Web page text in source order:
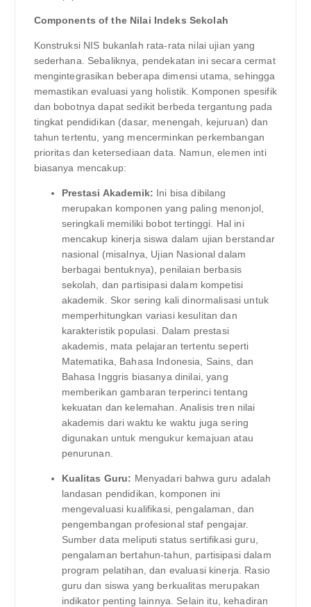
Components of the Nilai Indeks Sekolah
Konstruksi NIS bukanlah rata-rata nilai ujian yang
sederhana. Sebaliknya, pendekatan ini secara cermat
mengintegrasikan beberapa dimensi utama, sehingga
memastikan evaluasi yang holistik. Komponen spesifik
dan bobotnya dapat sedikit berbeda tergantung pada
tingkat pendidikan (dasar, menengah, kejuruan) dan
tahun tertentu, yang mencerminkan perkembangan
prioritas dan ketersediaan data. Namun, elemen inti
biasanya mencakup:
Prestasi Akademik: Ini bisa dibilang
merupakan komponen yang paling menonjol,
seringkali memiliki bobot tertinggi. Hal ini
mencakup kinerja siswa dalam ujian berstandar
nasional (misalnya, Ujian Nasional dalam
berbagai bentuknya), penilaian berbasis
sekolah, dan partisipasi dalam kompetisi
akademik. Skor sering kali dinormalisasi untuk
memperhitungkan variasi kesulitan dan
karakteristik populasi. Dalam prestasi
akademis, mata pelajaran tertentu seperti
Matematika, Bahasa Indonesia, Sains, dan
Bahasa Inggris biasanya dinilai, yang
memberikan gambaran terperinci tentang
kekuatan dan kelemahan. Analisis tren nilai
akademis dari waktu ke waktu juga sering
digunakan untuk mengukur kemajuan atau
penurunan.
Kualitas Guru: Menyadari bahwa guru adalah
landasan pendidikan, komponen ini
mengevaluasi kualifikasi, pengalaman, dan
pengembangan profesional staf pengajar.
Sumber data meliputi status sertifikasi guru,
pengalaman bertahun-tahun, partisipasi dalam
program pelatihan, dan evaluasi kinerja. Rasio
guru dan siswa yang berkualitas merupakan
indikator penting lainnya. Selain itu, kehadiran